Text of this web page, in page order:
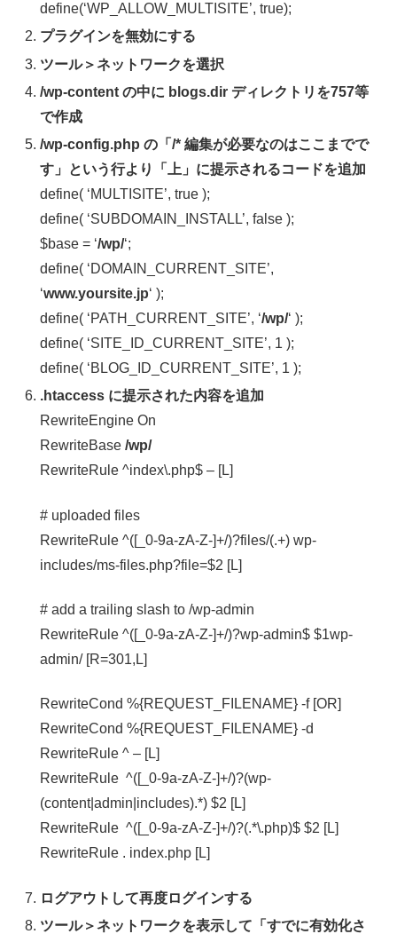
define(‘WP_ALLOW_MULTISITE’, true);
プラグインを無効にする
ツール＞ネットワークを選択
/wp-content の中に blogs.dir ディレクトリを757等
で作成
/wp-config.php の「/* 編集が必要なのはここまでで
す」という行より「上」に提示されるコードを追加
define( ‘MULTISITE’, true );
define( ‘SUBDOMAIN_INSTALL’, false );
$base = ‘/wp/‘;
define( ‘DOMAIN_CURRENT_SITE’,
‘www.yoursite.jp‘ );
define( ‘PATH_CURRENT_SITE’, ‘/wp/‘ );
define( ‘SITE_ID_CURRENT_SITE’, 1 );
define( ‘BLOG_ID_CURRENT_SITE’, 1 );
.htaccess に提示された内容を追加
RewriteEngine On
RewriteBase/wp/
RewriteRule ^index\.php$ – [L]
# uploaded files
RewriteRule ^([_0-9a-zA-Z-]+/)?files/(.+) wp-
includes/ms-files.php?file=$2 [L]
# add a trailing slash to /wp-admin
RewriteRule ^([_0-9a-zA-Z-]+/)?wp-admin$ $1wp-
admin/ [R=301,L]
RewriteCond %{REQUEST_FILENAME} -f [OR]
RewriteCond %{REQUEST_FILENAME} -d
RewriteRule ^ – [L]
RewriteRule ^([_0-9a-zA-Z-]+/)?(wp-
(content|admin|includes).*) $2 [L]
RewriteRule ^([_0-9a-zA-Z-]+/)?(.*\.php)$ $2 [L]
RewriteRule . index.php [L]
ログアウトして再度ログインする
ツール＞ネットワークを表示して「すでに有効化さ